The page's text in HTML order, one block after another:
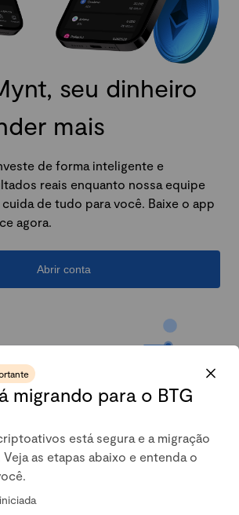
seu dinheiro
mais
de forma inteligente e
reais enquanto nossa equipe
de tudo para você. Baixe o app
agora.
Abrir conta
conservadora da
migrando para o BTG
está segura e a migração
as etapas abaixo e entenda o